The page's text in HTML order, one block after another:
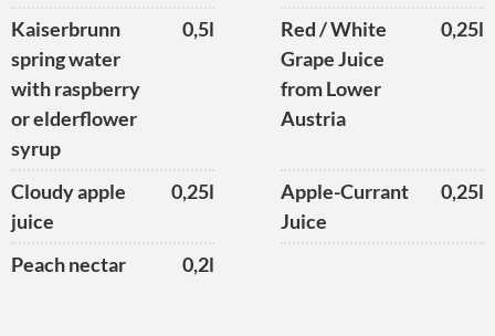
Kaiserbrunn
spring water
with raspberry
or elderflower
syrup
0,5l
Red / White
Grape Juice
from Lower
Austria
0,25l
Cloudy apple
juice
0,25l
Apple-Currant
Juice
0,25l
Peach nectar 0,2l